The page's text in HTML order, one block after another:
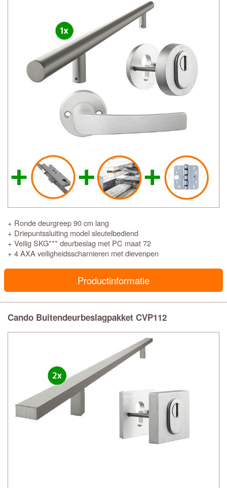
+ Ronde deurgreep 90 cm lang
+ Driepuntssluiting model sleutelbediend
+ Veilig SKG*** deurbeslag met PC maat 72
+ 4 AXA veiligheidsscharnieren met dievenpen
Productinformatie
Cando Buitendeurbeslagpakket CVP112